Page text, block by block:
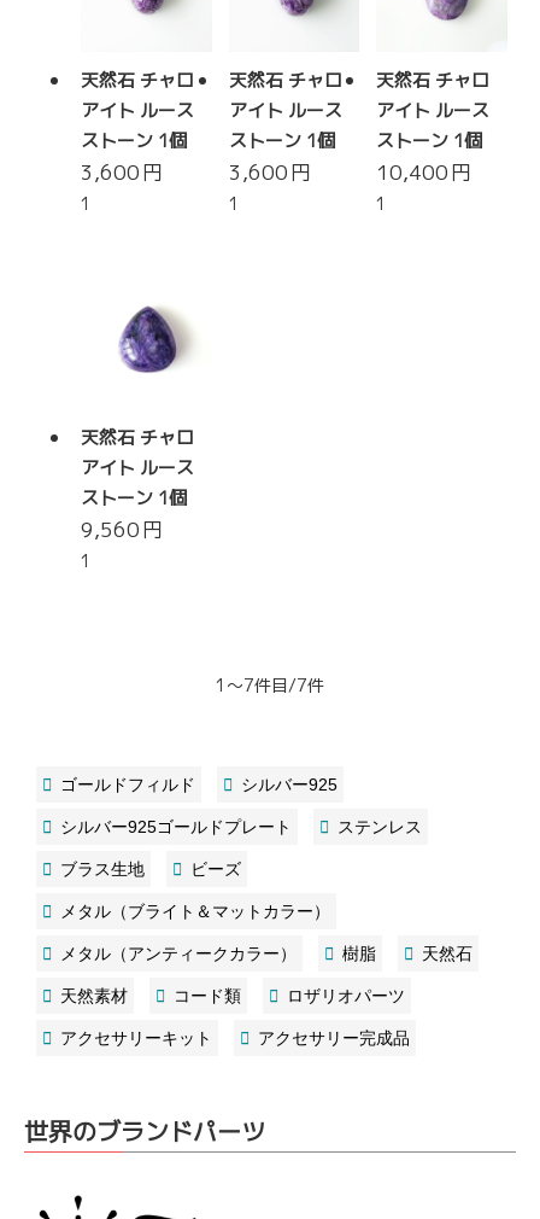
天然石 チャロ
アイト ルース
ストーン 1個
3,600円
1
天然石 チャロ
アイト ルース
ストーン 1個
3,600円
1
天然石 チャロ
アイト ルース
ストーン 1個
10,400円
1
天然石 チャロ
アイト ルース
ストーン 1個
9,560円
1
1～7件目/7件
ゴールドフィルド シルバー925
シルバー925ゴールドプレート ステンレス
ブラス生地 ビーズ
メタル（ブライト＆マットカラー）
メタル（アンティークカラー） 樹脂 天然石
天然素材 コード類 ロザリオパーツ
アクセサリーキット アクセサリー完成品
世界のブランドパーツ